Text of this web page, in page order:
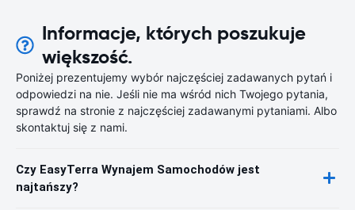
Informacje, których poszukuje
większość.
Poniżej prezentujemy wybór najczęściej zadawanych pytań i
odpowiedzi na nie. Jeśli nie ma wśród nich Twojego pytania,
sprawdź na stronie z najczęściej zadawanymi pytaniami. Albo
skontaktuj się z nami.
Czy EasyTerra Wynajem Samochodów jest
najtańszy?